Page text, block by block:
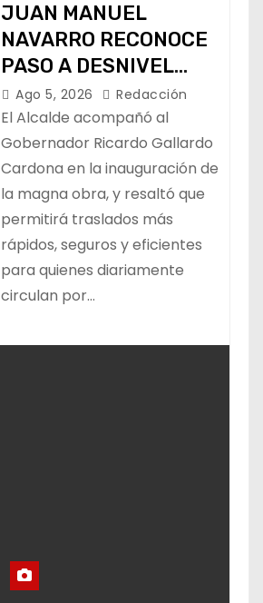
JUAN MANUEL
NAVARRO RECONOCE
PASO A DESNIVEL
CIRCUITO POTOSÍ QUE
MEJORA LA
MOVILIDAD
METROPOLITANA
Ago 5, 2026 Redacción
El Alcalde acompañó al
Gobernador Ricardo Gallardo
Cardona en la inauguración de
la magna obra, y resaltó que
permitirá traslados más
rápidos, seguros y eficientes
para quienes diariamente
circulan por…